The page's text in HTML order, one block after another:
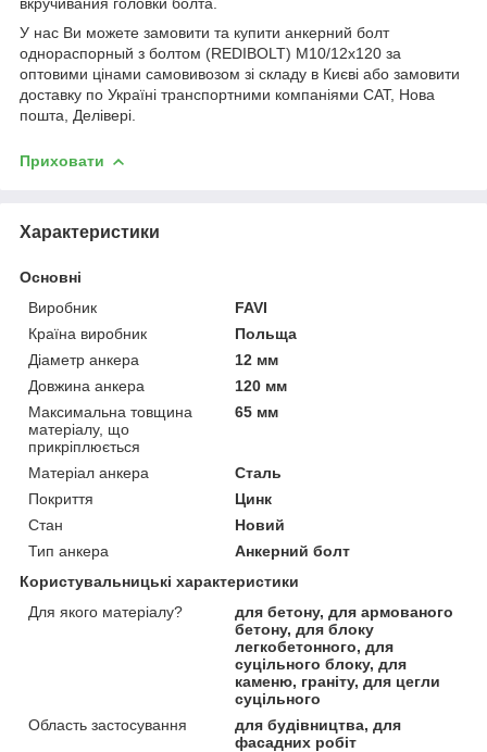
У нас Ви можете замовити та купити анкерний болт
однораспорный з болтом (REDIBOLT) М10/12x120 за
оптовими цінами самовивозом зі складу в Києві або замовити
доставку по Україні транспортними компаніями САТ, Нова
пошта, Делівері.
Приховати
Характеристики
Основні
Виробник
FAVI
Країна виробник
Польща
Діаметр анкера
12 мм
Довжина анкера
120 мм
Максимальна товщина
матеріалу, що
прикріплюється
65 мм
Матеріал анкера
Сталь
Покриття
Цинк
Стан
Новий
Тип анкера
Анкерний болт
Користувальницькі характеристики
Для якого матеріалу?
для бетону, для армованого
бетону, для блоку
легкобетонного, для
суцільного блоку, для
каменю, граніту, для цегли
суцільного
Область застосування
для будівництва, для
фасадних робіт